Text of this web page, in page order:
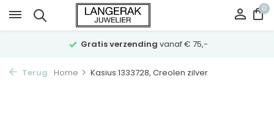
0
Gratis verzending vanaf € 75,-
Terug Home Kasius 1333728, Creolen zilver